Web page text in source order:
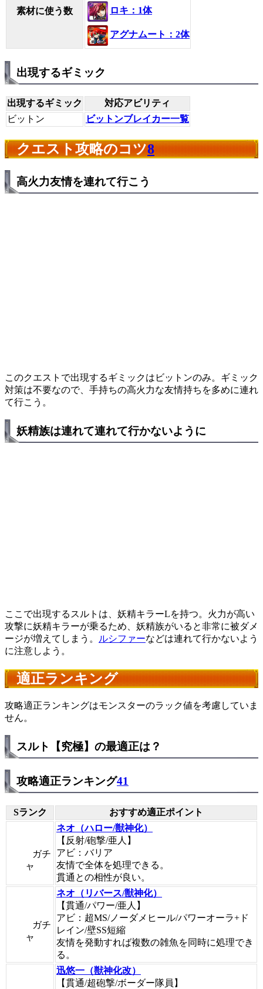
素材に使う数 ロキ：1体
アグナムート：2体
出現するギミック
出現するギミック
対応アビリティ
ビットン
ビットンブレイカー一覧
クエスト攻略のコツ8
高火力友情を連れて行こう
このクエストで出現するギミックはビットンのみ。ギミック
対策は不要なので、手持ちの高火力な友情持ちを多めに連れ
て行こう。
妖精族は連れて連れて行かないように
ここで出現するスルトは、妖精キラーLを持つ。火力が高い
攻撃に妖精キラーが乗るため、妖精族がいると非常に被ダメ
ージが増えてしまう。
ルシファーなどは連れて行かないよう
に注意しよう。
適正ランキング
攻略適正ランキングはモンスターのラック値を考慮していま
せん。
スルト【究極】の最適正は？
攻略適正ランキング41
Sランク おすすめ適正ポイント
ガチ
ャ
ネオ（ハロー/獣神化）
【反射/砲撃/亜人】
アビ：バリア
友情で全体を処理できる。
貫通との相性が良い。
ガチ
ャ
ネオ（リバース/獣神化）
【貫通/パワー/亜人】
アビ：超MS/ノーダメヒール/パワーオーラ+ド
レイン/壁SS短縮
友情を発動すれば複数の雑魚を同時に処理でき
る。
迅悠一（獣神化改）
【貫通/超砲撃/ボーダー隊員】